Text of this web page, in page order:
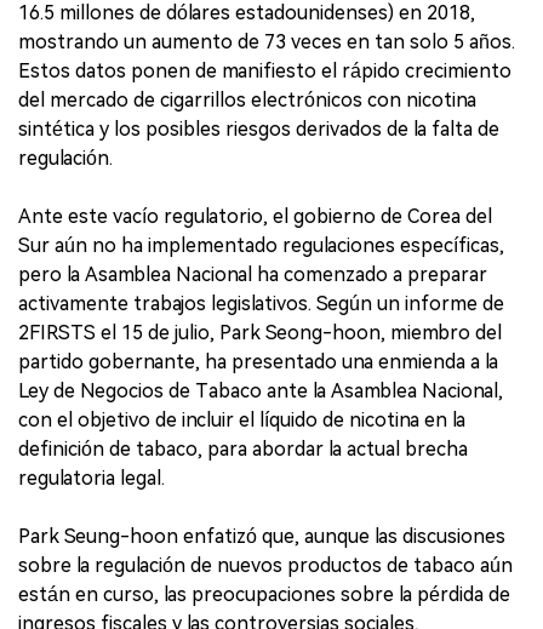
16.5 millones de dólares estadounidenses) en 2018,
mostrando un aumento de 73 veces en tan solo 5 años.
Estos datos ponen de manifiesto el rápido crecimiento
del mercado de cigarrillos electrónicos con nicotina
sintética y los posibles riesgos derivados de la falta de
regulación.
Ante este vacío regulatorio, el gobierno de Corea del
Sur aún no ha implementado regulaciones específicas,
pero la Asamblea Nacional ha comenzado a preparar
activamente trabajos legislativos. Según un informe de
2FIRSTS el 15 de julio, Park Seong-hoon, miembro del
partido gobernante, ha presentado una enmienda a la
Ley de Negocios de Tabaco ante la Asamblea Nacional,
con el objetivo de incluir el líquido de nicotina en la
definición de tabaco, para abordar la actual brecha
regulatoria legal.
Park Seung-hoon enfatizó que, aunque las discusiones
sobre la regulación de nuevos productos de tabaco aún
están en curso, las preocupaciones sobre la pérdida de
ingresos fiscales y las controversias sociales,